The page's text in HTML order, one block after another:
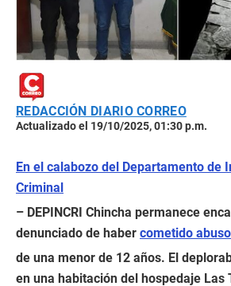
REDACCIÓN DIARIO CORREO
Actualizado el 19/10/2025, 01:30 p.m.
En el calabozo del Departamento de
Criminal
– DEPINCRI Chincha permanece
denunciado de haber cometido
de una menor de 12 años. El
en una habitación del hospedaje Las